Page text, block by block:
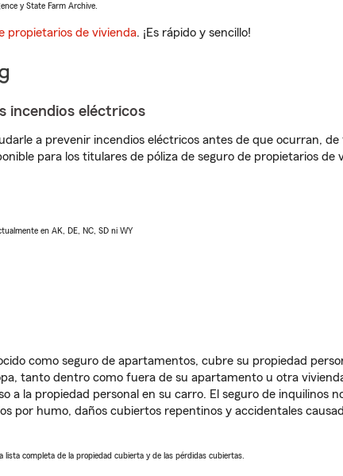
y State Farm Archive.
propietarios de vivienda. ¡Es rápido y sencillo!
incendios eléctricos
a prevenir incendios eléctricos antes de que ocurran,
para los titulares de póliza de seguro de propietarios
en AK, DE, NC, SD ni WY
como seguro de apartamentos, cubre su propiedad
tanto dentro como fuera de su apartamento u otra
a la propiedad personal en su carro. El seguro de inquilinos
por humo, daños cubiertos repentinos y accidentales
completa de la propiedad cubierta y de las pérdidas cubiertas.